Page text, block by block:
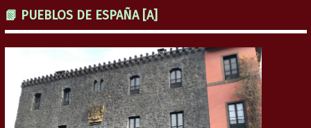
📗 PUEBLOS DE ESPAÑA [A]